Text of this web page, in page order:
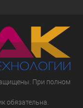
При полном
обязательна.